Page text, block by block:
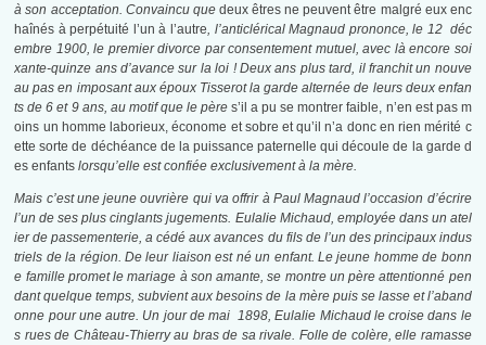
à son acceptation. Convaincu que deux êtres ne peuvent être malgré eux enc
haînés à perpétuité l’un à l’autre, l’anticlérical Magnaud prononce, le 12 déc
embre 1900, le premier divorce par consentement mutuel, avec là encore soi
xante-quinze ans d’avance sur la loi ! Deux ans plus tard, il franchit un nouve
au pas en imposant aux époux Tisserot la garde alternée de leurs deux enfan
ts de 6 et 9 ans, au motif que le pères’il a pu se montrer faible, n’en est pas m
oins un homme laborieux, économe et sobre et qu’il n’a donc en rien mérité c
ette sorte de déchéance de la puissance paternelle qui découle de la garde d
es enfantslorsqu’elle est confiée exclusivement à la mère.
Mais c’est une jeune ouvrière qui va offrir à Paul Magnaud l’occasion d’écrire
l’un de ses plus cinglants jugements. Eulalie Michaud, employée dans un atel
ier de passementerie, a cédé aux avances du fils de l’un des principaux indus
triels de la région. De leur liaison est né un enfant. Le jeune homme de bonn
e famille promet le mariage à son amante, se montre un père attentionné pen
dant quelque temps, subvient aux besoins de la mère puis se lasse et l’aband
onne pour une autre. Un jour de mai 1898, Eulalie Michaud le croise dans le
s rues de Château-Thierry au bras de sa rivale. Folle de colère, elle ramasse